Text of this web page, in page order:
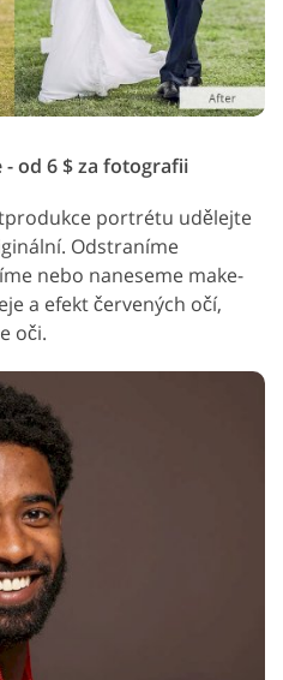
od 6 $ za fotografii
portrétu udělejte
Odstraníme
nebo naneseme make-
a efekt červených očí,
oči.